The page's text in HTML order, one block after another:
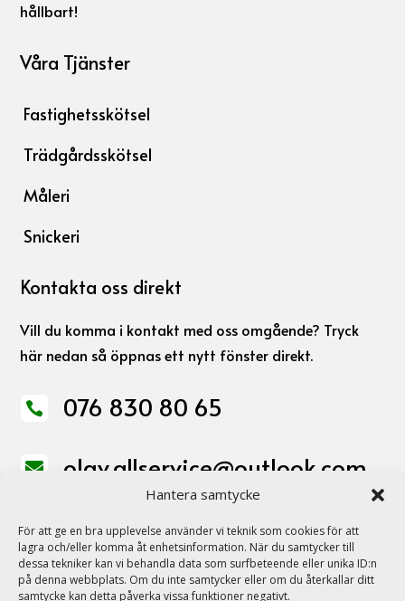
Hantera samtycke
För att ge en bra upplevelse använder vi teknik som cookies för att
lagra och/eller komma åt enhetsinformation. När du samtycker till
dessa tekniker kan vi behandla data som surfbeteende eller unika ID:n
på denna webbplats. Om du inte samtycker eller om du återkallar ditt
samtycke kan detta påverka vissa funktioner negativt.
hållbart!
Våra Tjänster
Fastighetsskötsel
Trädgårdsskötsel
Måleri
Snickeri
Kontakta oss direkt
Vill du komma i kontakt med oss omgående? Tryck
här nedan så öppnas ett nytt fönster direkt.
 076 830 80 65
 olav.allservice@outlook.com
Adress
Per Mårtens Väg 1,